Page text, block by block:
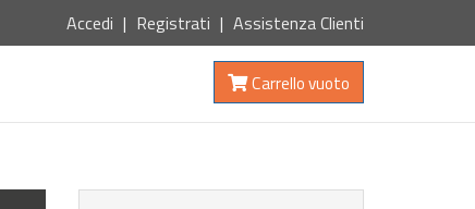
Accedi Registrati Assistenza Clienti
Carrello vuoto